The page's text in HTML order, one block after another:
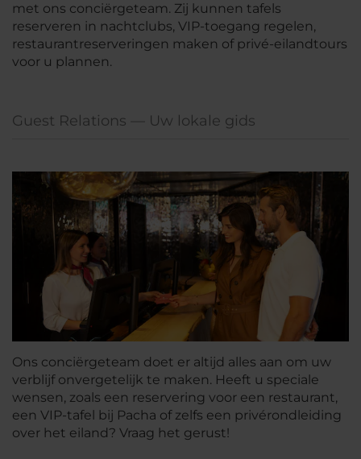
met ons conciërgeteam. Zij kunnen tafels
reserveren in nachtclubs, VIP-toegang regelen,
restaurantreserveringen maken of privé-eilandtours
voor u plannen.
Guest Relations — Uw lokale gids
Ons conciërgeteam doet er altijd alles aan om uw
verblijf onvergetelijk te maken. Heeft u speciale
wensen, zoals een reservering voor een restaurant,
een VIP-tafel bij Pacha of zelfs een privérondleiding
over het eiland? Vraag het gerust!